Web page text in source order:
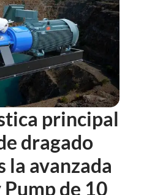
principal
dragado
la avanzada
de 10